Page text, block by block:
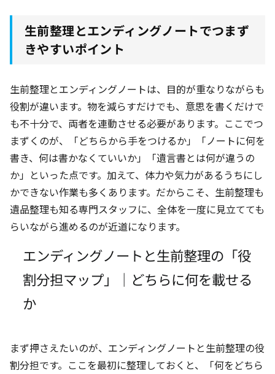
生前整理とエンディングノートでつまず
きやすいポイント
生前整理とエンディングノートは、目的が重なりながらも
役割が違います。物を減らすだけでも、意思を書くだけで
も不十分で、両者を連動させる必要があります。ここでつ
まずくのが、「どちらから手をつけるか」「ノートに何を
書き、何は書かなくていいか」「遺言書とは何が違うの
か」といった点です。加えて、体力や気力があるうちにし
かできない作業も多くあります。だからこそ、生前整理も
遺品整理も知る専門スタッフに、全体を一度に見立てても
らいながら進めるのが近道になります。
エンディングノートと生前整理の「役
割分担マップ」｜どちらに何を載せる
か
まず押さえたいのが、エンディングノートと生前整理の役
割分担です。ここを最初に整理しておくと、「何をどちら